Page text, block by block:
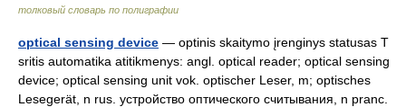
толковый словарь по полиграфии
optical sensing device — optinis skaitymo įrenginys statusas T
sritis automatika atitikmenys: angl. optical reader; optical sensing
device; optical sensing unit vok. optischer Leser, m; optisches
Lesegerät, n rus. устройство оптического считывания, n pranc.